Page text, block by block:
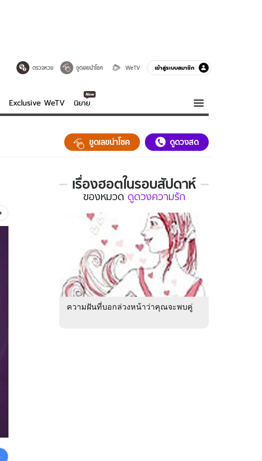
ตรวจหวย ขูดเลขนำโชค WeTV เข้าสู่ระบบสมาชิก
Exclusive WeTV นิยาย
ลิป
อดแคสต์
ความรู้รอบตัว
ฮาวทู
ขูดเลขนำโชค ดูดวงสด
เรื่องฮอตในรอบสัปดาห์
เรื่อง
ความ
รัก
ของหมวด ดูดวงความรัก
ความฝันที่บอกล่วงหน้าว่าคุณจะพบคู่